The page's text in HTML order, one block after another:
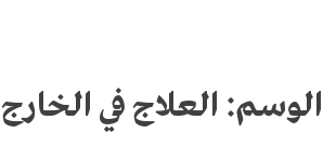
الوسم: العلاج في الخارج